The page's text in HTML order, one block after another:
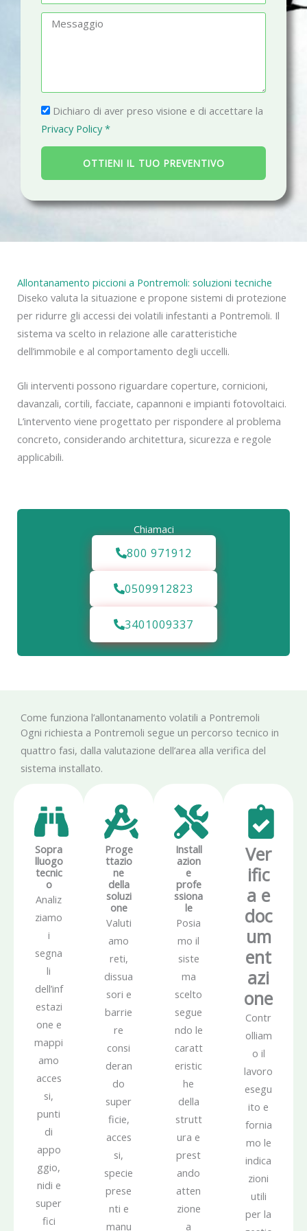
fm
a
g
g
i
P
r
i
a
c
Dichiaro di aver preso visione e di accettare la
Privacy Policy *
OTTIENI IL TUO PREVENTIVO
Allontanamento piccioni a Pontremoli: soluzioni tecniche
Diseko valuta la situazione e propone sistemi di protezione
per ridurre gli accessi dei volatili infestanti a Pontremoli. Il
sistema va scelto in relazione alle caratteristiche
dell’immobile e al comportamento degli uccelli.
Gli interventi possono riguardare coperture, cornicioni,
davanzali, cortili, facciate, capannoni e impianti fotovoltaici.
L’intervento viene progettato per rispondere al problema
concreto, considerando architettura, sicurezza e regole
applicabili.
Chiamaci
800 971912
0509912823
3401009337
Come funziona l’allontanamento volatili a Pontremoli
Ogni richiesta a Pontremoli segue un percorso tecnico in
quattro fasi, dalla valutazione dell’area alla verifica del
sistema installato.
Sopra
lluogo
tecnic
o
Analiz
ziamo
i
segna
li
dell’inf
estazi
one e
mappi
amo
acces
si,
punti
di
appo
ggio,
nidi e
super
fici
Proge
ttazio
ne
della
soluzi
one
Valuti
amo
reti,
dissua
sori e
barrie
re
consi
deran
do
super
ficie,
acces
si,
specie
prese
nti e
manu
Install
azion
e
profe
ssiona
le
Posia
mo il
siste
ma
scelto
segue
ndo le
caratt
eristic
he
della
strutt
ura e
prest
ando
atten
zione
a
Ver
ific
a e
doc
um
ent
azi
one
Contr
olliam
o il
lavoro
esegu
ito e
fornia
mo le
indica
zioni
utili
per la